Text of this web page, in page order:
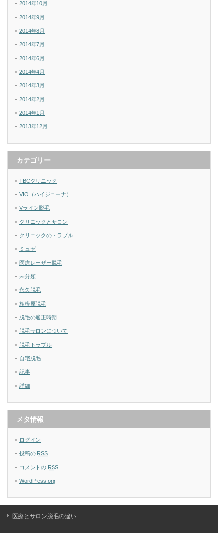
2014年10月
2014年9月
2014年8月
2014年7月
2014年6月
2014年4月
2014年3月
2014年2月
2014年1月
2013年12月
カテゴリー
TBCクリニック
VIO（ハイジニーナ）
Vライン脱毛
クリニックとサロン
クリニックのトラブル
ミュゼ
医療レーザー脱毛
未分類
永久脱毛
相模原脱毛
脱毛の適正時期
脱毛サロンについて
脱毛トラブル
自宅脱毛
記事
詳細
メタ情報
ログイン
投稿の RSS
コメントの RSS
WordPress.org
医療とサロン脱毛の違い